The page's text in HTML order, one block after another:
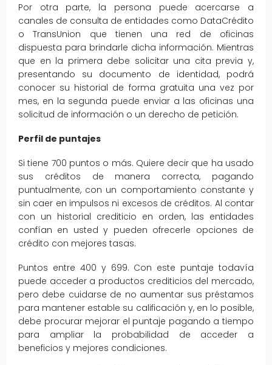
Por otra parte, la persona puede acercarse a
canales de consulta de entidades como DataCrédito
o TransUnion que tienen una red de oficinas
dispuesta para brindarle dicha información. Mientras
que en la primera debe solicitar una cita previa y,
presentando su documento de identidad, podrá
conocer su historial de forma gratuita una vez por
mes, en la segunda puede enviar a las oficinas una
solicitud de información o un derecho de petición.
Perfil de puntajes
Si tiene 700 puntos o más. Quiere decir que ha usado
sus créditos de manera correcta, pagando
puntualmente, con un comportamiento constante y
sin caer en impulsos ni excesos de créditos. Al contar
con un historial crediticio en orden, las entidades
confían en usted y pueden ofrecerle opciones de
crédito con mejores tasas.
Puntos entre 400 y 699. Con este puntaje todavía
puede acceder a productos crediticios del mercado,
pero debe cuidarse de no aumentar sus préstamos
para mantener estable su calificación y, en lo posible,
debe procurar mejorar el puntaje pagando a tiempo
para ampliar la probabilidad de acceder a
beneficios y mejores condiciones.